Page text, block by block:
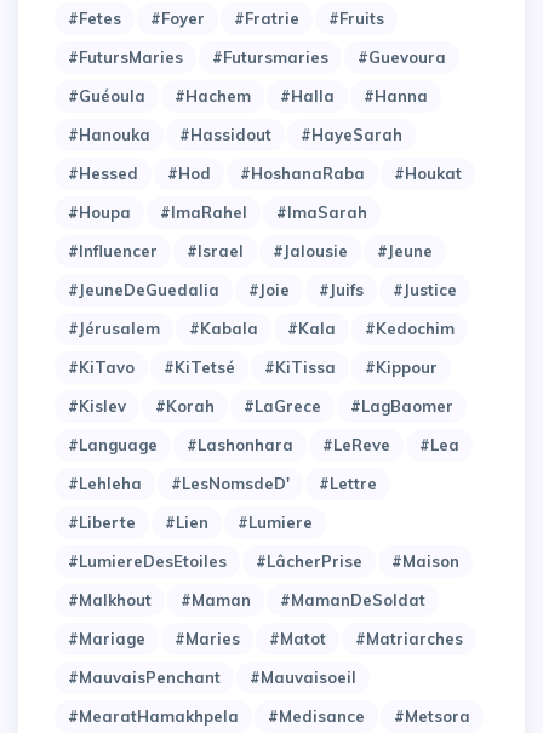
#Fetes
#Foyer #Fratrie
#Fruits
#FutursMaries
#Futursmaries
#Guevoura
#Guéoula
#Hachem #Halla
#Hanna
#Hanouka
#Hassidout
#HayeSarah
#Hessed
#Hod #HoshanaRaba
#Houkat
#Houpa
#ImaRahel
#ImaSarah
#Influencer
#Israel #Jalousie
#Jeune
#JeuneDeGuedalia
#Joie #Juifs
#Justice
#Jérusalem
#Kabala #Kala
#Kedochim
#KiTavo
#KiTetsé #KiTissa
#Kippour
#Kislev
#Korah #LaGrece
#LagBaomer
#Language
#Lashonhara #LeReve
#Lea
#Lehleha
#LesNomsdeD'
#Lettre
#Liberte
#Lien
#Lumiere
#LumiereDesEtoiles
#LâcherPrise
#Maison
#Malkhout
#Maman
#MamanDeSoldat
#Mariage
#Maries #Matot
#Matriarches
#MauvaisPenchant
#Mauvaisoeil
#MearatHamakhpela
#Medisance #Metsora